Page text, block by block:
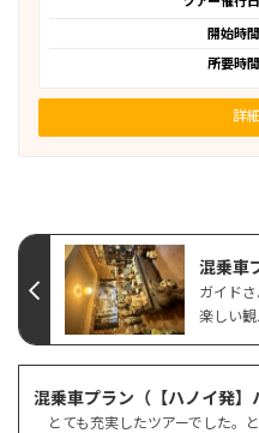
開始時
所要時
詳
ガイド
楽しい観
とても充実したツアーでした。